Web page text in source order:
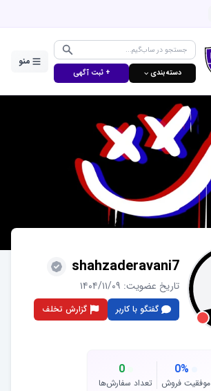
دسته‌بندی ⌵ + ثبت آگهی
منو
shahzaderavani7
تاریخ عضویت: ۱۴۰۴/۱۱/۰۹
گفتگو با کاربر گزارش تخلف
0%
موفقیت فروش
0
تعداد سفارش‌ها